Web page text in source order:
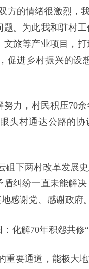
方的情绪很激烈，
。为此我和驻村
旅等产业项目，
促进乡村振兴的
力，村民积压70
头村通达公路的
砠下两村改革发展
纠纷一直未能解
感谢党、感谢政府
重要通道，能极大